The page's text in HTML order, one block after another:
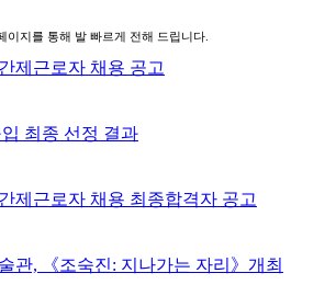
이지를 통해 발 빠르게 전해 드립니다.
제근로자 채용 공고
최종 선정 결과
제근로자 채용 최종합격자 공고
관, 《조숙진: 지나가는 자리》개최